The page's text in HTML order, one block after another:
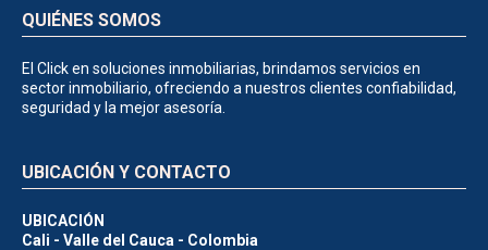
QUIÉNES SOMOS
El Click en soluciones inmobiliarias, brindamos servicios en
sector inmobiliario, ofreciendo a nuestros clientes confiabilidad,
seguridad y la mejor asesoría.
UBICACIÓN Y CONTACTO
UBICACIÓN
Cali - Valle del Cauca - Colombia